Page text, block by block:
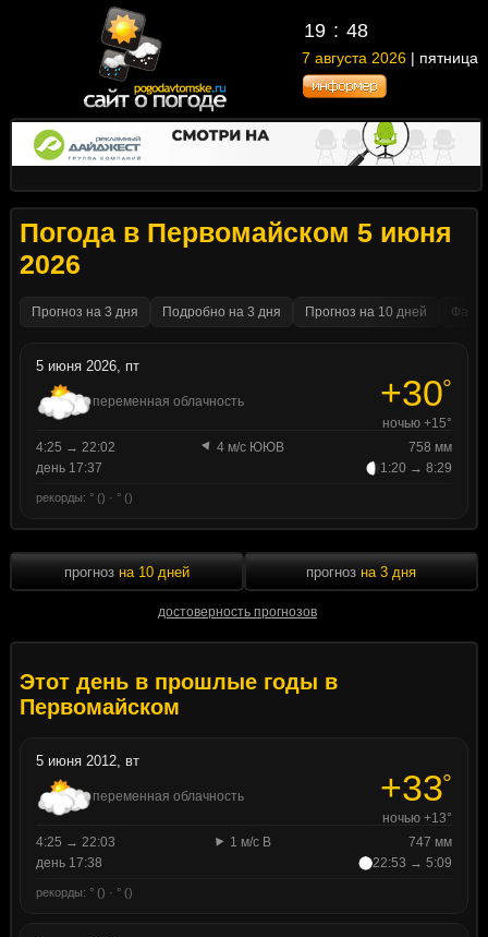
19 48
7 августа 2026 | пятница
Погода в Первомайском 5 июня
2026
Прогноз на 3 дня Подробно на 3 дня Прогноз на 10 дней
5 июня 2026, пт
переменная облачность +30°
ночью +15°
4:25 → 22:02
4 м/с ЮЮВ
758 мм
день 17:37
1:20 → 8:29
рекорды: ° () · ° ()
прогноз на 10 дней
достоверность прогнозов
прогноз на 3 дня
Этот день в прошлые годы в
Первомайском
5 июня 2012, вт
переменная облачность +33°
ночью +13°
4:25 → 22:03
1 м/с В
747 мм
день 17:38
22:53 → 5:09
рекорды: ° () · ° ()